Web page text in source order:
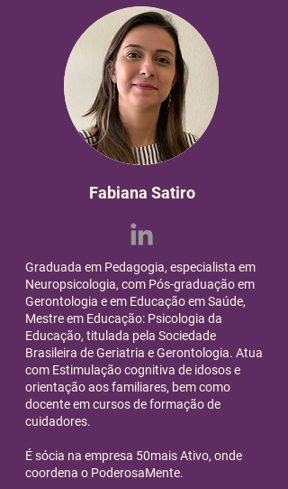
Fabiana Satiro
Graduada em Pedagogia, especialista em
Neuropsicologia, com Pós-graduação em
Gerontologia e em Educação em Saúde,
Mestre em Educação: Psicologia da
Educação, titulada pela Sociedade
Brasileira de Geriatria e Gerontologia. Atua
com Estimulação cognitiva de idosos e
orientação aos familiares, bem como
docente em cursos de formação de
cuidadores.
É sócia na empresa 50mais Ativo, onde
coordena o PoderosaMente.